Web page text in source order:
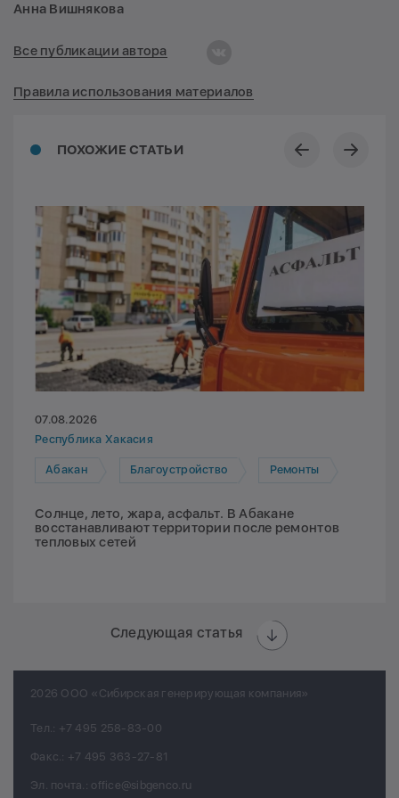
ПОХОЖИЕ СТАТЬИ
07.08.2026
Республика Хакасия
Абакан Благоустройство Ремонты
Солнце, лето, жара, асфальт. В Абакане
восстанавливают территории после ремонтов
тепловых сетей
Следующая статья
Анна Вишнякова
Все публикации автора
Правила использования материалов
2026 ООО «Сибирская генерирующая компания»
Тел.: +7 495 258-83-00
Факс.: +7 495 363-27-81
Эл. почта.: office@sibgenco.ru